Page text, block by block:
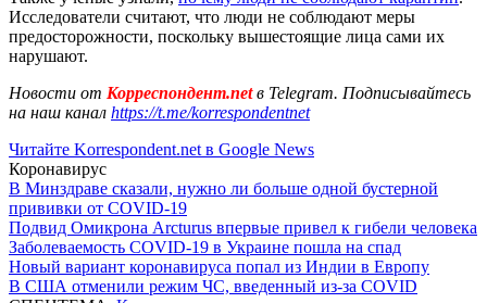
Исследователи считают, что люди не соблюдают меры
предосторожности, поскольку вышестоящие лица сами их
нарушают.
Новости от Корреспондент.netв Telegram. Подписывайтесь
на наш канал https://t.me/korrespondentnet
Читайте Korrespondent.net в Google News
Коронавирус
В Минздраве сказали, нужно ли больше одной бустерной
прививки от COVID-19
Подвид Омикрона Arcturus впервые привел к гибели человека
Заболеваемость COVID-19 в Украине пошла на спад
Новый вариант коронавируса попал из Индии в Европу
В США отменили режим ЧС, введенный из-за COVID